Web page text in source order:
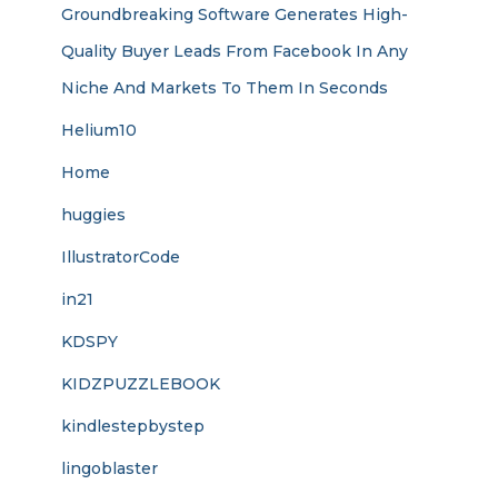
Groundbreaking Software Generates High-
Quality Buyer Leads From Facebook In Any
Niche And Markets To Them In Seconds
Helium10
Home
huggies
IllustratorCode
in21
KDSPY
KIDZPUZZLEBOOK
kindlestepbystep
lingoblaster